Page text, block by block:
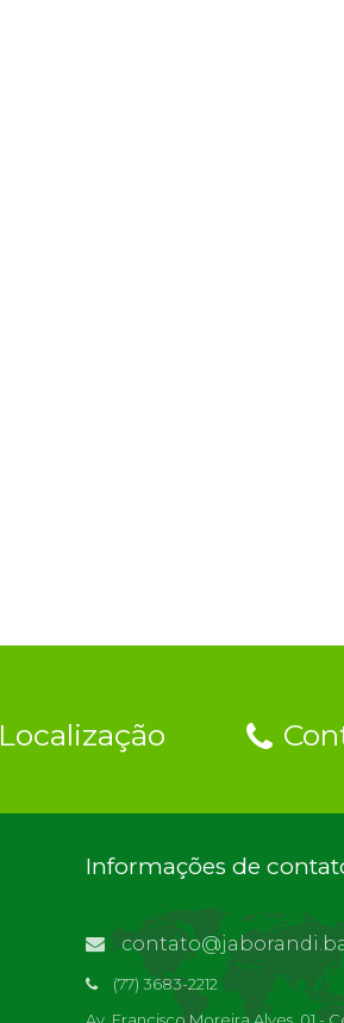
Localização
Informações de
contato@jaborandi.ba.gov.br | Funcionário Responsável: Ronaldo Da Paz
(77) 3683-2212